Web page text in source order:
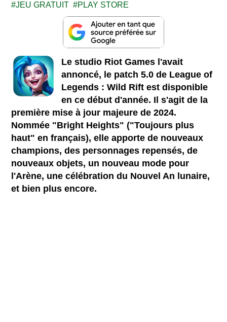
JEU GRATUIT PLAY STORE
Le studio Riot Games l'avait
annoncé, le patch 5.0 de League of
Legends : Wild Rift est disponible
en ce début d'année. Il s'agit de la
première mise à jour majeure de 2024.
Nommée "Bright Heights" ("Toujours plus
haut" en français), elle apporte de nouveaux
champions, des personnages repensés, de
nouveaux objets, un nouveau mode pour
l'Arène, une célébration du Nouvel An lunaire,
et bien plus encore.